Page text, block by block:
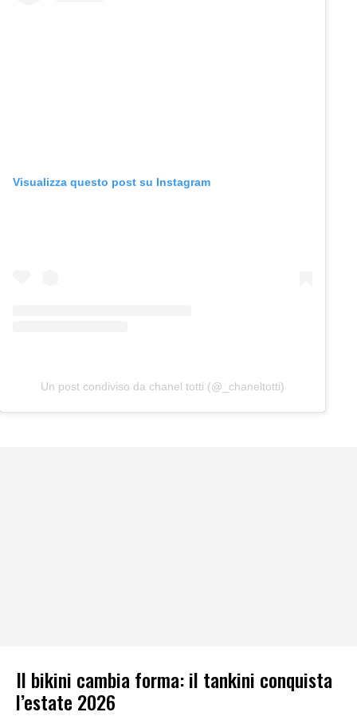
Visualizza questo post su Instagram
Un post condiviso da chanel totti (@_chaneltotti)
Il bikini cambia forma: il tankini conquista
l’estate 2026